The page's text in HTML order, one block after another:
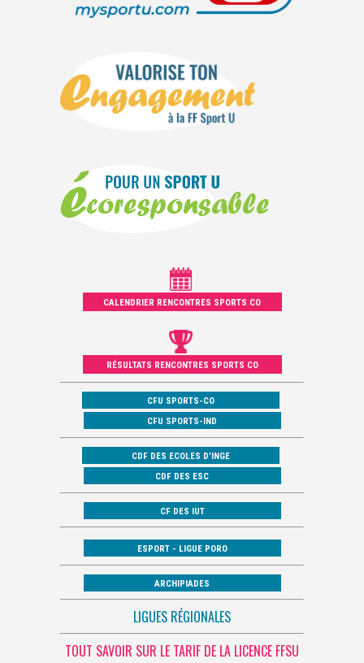
CALENDRIER RENCONTRES SPORTS CO
RÉSULTATS RENCONTRES SPORTS CO
CFU SPORTS-CO
CFU SPORTS-IND
CDF DES ECOLES D’INGE
CDF DES ESC
CF DES IUT
ESPORT - LIGUE PORO
ARCHIPIADES
LIGUES RÉGIONALES
TOUT SAVOIR SUR LE TARIF DE LA LICENCE FFSU